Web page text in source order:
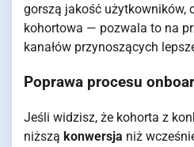
gorszą jakość użytkowników,
kohortowa — pozwala to na
kanałów przynoszących
Poprawa procesu
Jeśli widzisz, że kohorta z
niższą konwersja niż